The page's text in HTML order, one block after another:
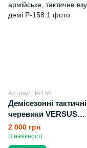
Артикул: P-158.1
Демісезонні тактичні
черевики VERSUS
(олива) армійське,
тактичне взуття демі
2 000 грн
В наявності